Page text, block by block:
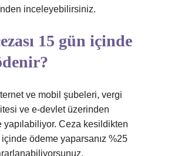
inceleyebilirsiniz.
15 gün içinde
ve mobil şubeleri, vergi
ve e-devlet üzerinden
yapılabiliyor. Ceza kesildikten
ödeme yaparsanız %25